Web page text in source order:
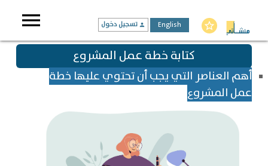
menu star_border
English
person تسجيل دخول
كتابة خطة عمل المشروع
أهم العناصر التي يجب أن تحتوي عليها خطة
عمل المشروع